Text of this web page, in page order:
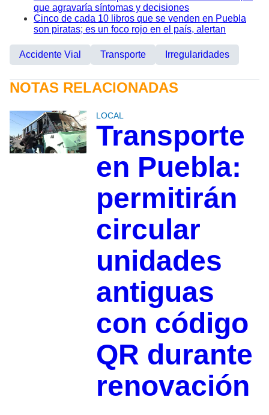
que agravaría síntomas y decisiones
Cinco de cada 10 libros que se venden en Puebla
son piratas; es un foco rojo en el país, alertan
Accidente Vial Transporte Irregularidades
NOTAS RELACIONADAS
LOCAL
Transporte
en Puebla:
permitirán
circular
unidades
antiguas
con código
QR durante
renovación